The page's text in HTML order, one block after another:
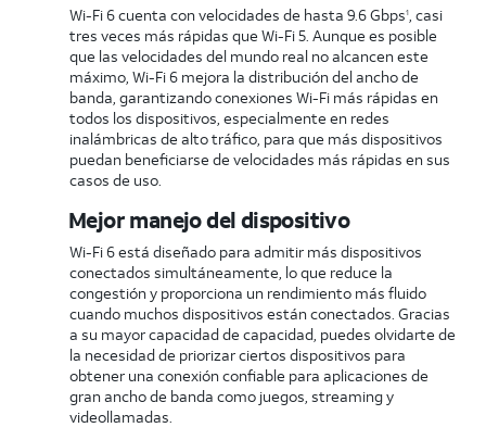
Wi-Fi 6 cuenta con velocidades de hasta 9.6 Gbps1
, casi
tres veces más rápidas que Wi-Fi 5. Aunque es posible
que las velocidades del mundo real no alcancen este
máximo, Wi-Fi 6 mejora la distribución del ancho de
banda, garantizando conexiones Wi-Fi más rápidas en
todos los dispositivos, especialmente en redes
inalámbricas de alto tráfico, para que más dispositivos
puedan beneficiarse de velocidades más rápidas en sus
casos de uso.
Mejor manejo del dispositivo
Wi-Fi 6 está diseñado para admitir más dispositivos
conectados simultáneamente, lo que reduce la
congestión y proporciona un rendimiento más fluido
cuando muchos dispositivos están conectados. Gracias
a su mayor capacidad de capacidad, puedes olvidarte de
la necesidad de priorizar ciertos dispositivos para
obtener una conexión confiable para aplicaciones de
gran ancho de banda como juegos, streaming y
videollamadas.